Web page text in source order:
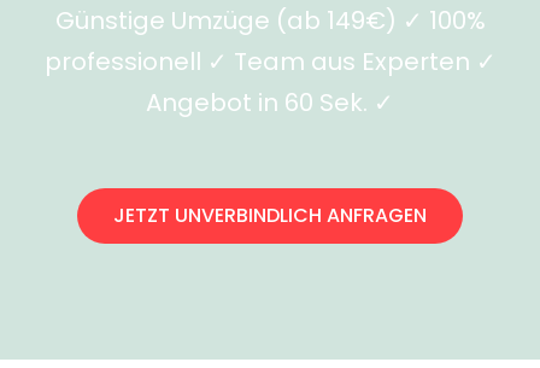
Günstige Umzüge (ab 149€) ✓ 100%
professionell ✓ Team aus Experten ✓
Angebot in 60 Sek. ✓
JETZT UNVERBINDLICH ANFRAGEN